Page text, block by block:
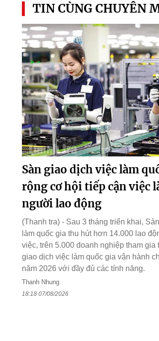
TIN CÙNG CHUYÊN
Sàn giao dịch việc làm
rộng cơ hội tiếp cận việc
người lao động
(Thanh tra) - Sau 3 tháng triển khai,
làm quốc gia thu hút hơn 14.000 lao
việc, trên 5.000 doanh nghiệp tham gia
giao dịch việc làm quốc gia vận hành
năm 2026 với đầy đủ các tính năng.
Thanh Nhung
18:18 07/08/2026